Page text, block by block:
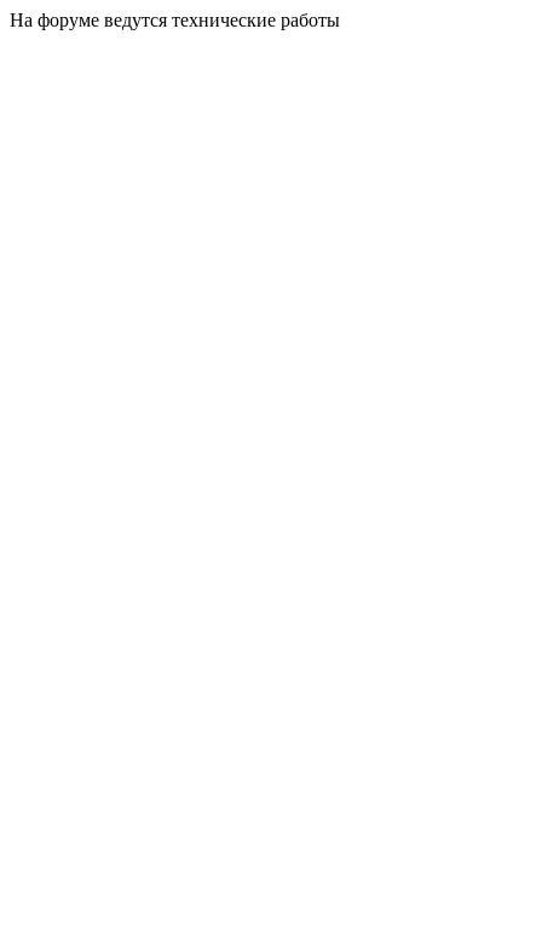
На форуме ведутся технические работы